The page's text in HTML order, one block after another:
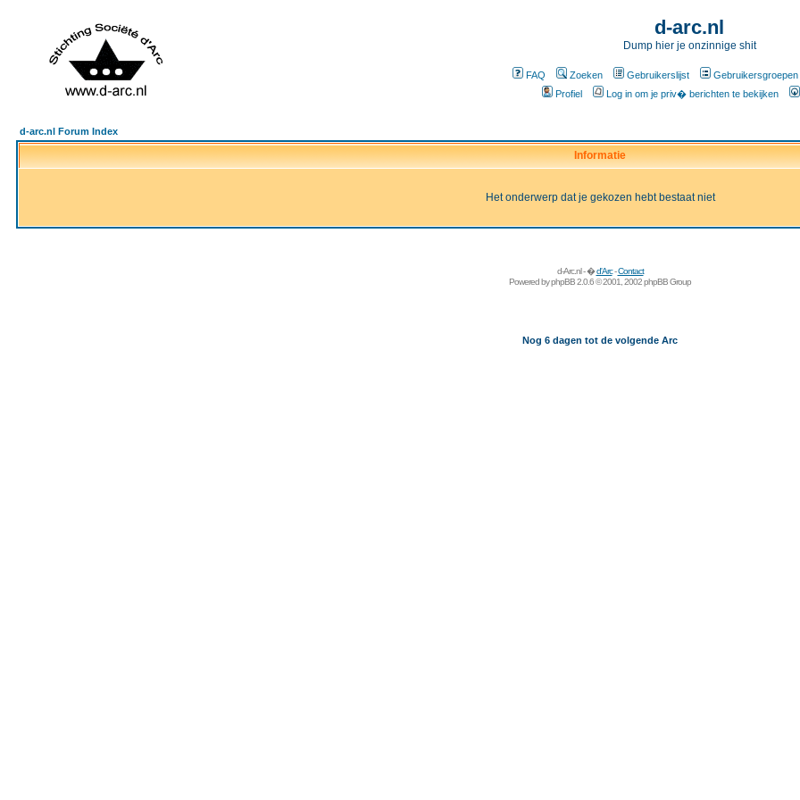
d-arc.nl
Dump hier je onzinnige shit
FAQ Zoeken Gebruikerslijst Gebruikersgroepen
Profiel
Log in om je priv� berichten te bekijken
d-arc.nl Forum Index
Informatie
Het onderwerp dat je gekozen hebt bestaat niet
d-Arc.nl - �d'Arc-Contact
Powered byphpBB2.0.6 © 2001, 2002 phpBB Group
Nog 6 dagen tot de volgende Arc